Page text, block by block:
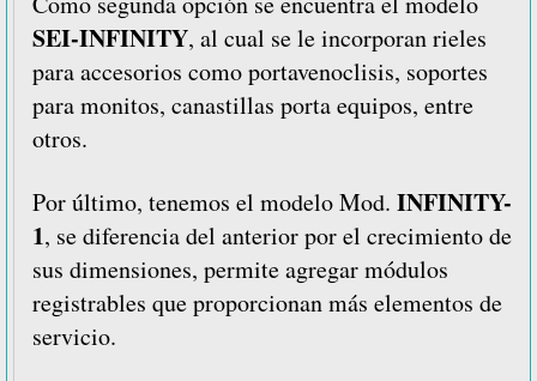
SEI-INFINITY, al cual se le incorporan rieles
para accesorios como portavenoclisis, soportes
para monitos, canastillas porta equipos, entre
otros.
Por último, tenemos el modelo Mod. INFINITY-
1, se diferencia del anterior por el crecimiento de
sus dimensiones, permite agregar módulos
registrables que proporcionan más elementos de
servicio.